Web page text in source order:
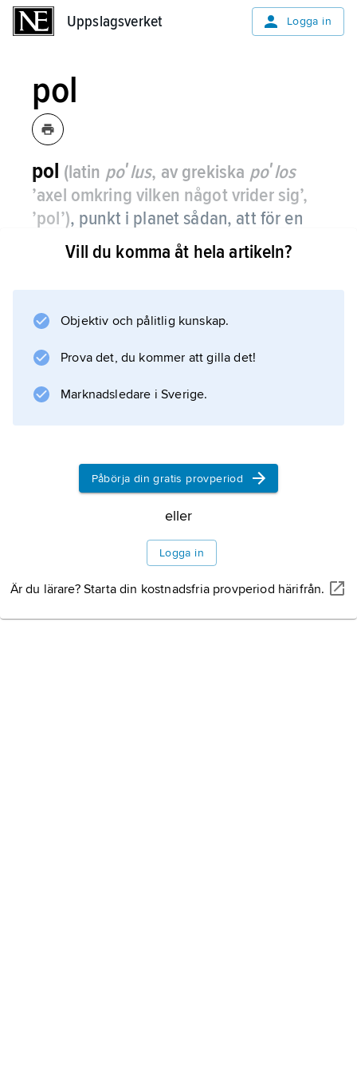
Uppslagsverket Logga in
pol
pol (latin poʹlus, av grekiska poʹlos
’axel omkring vilken något vrider sig’,
’pol’), punkt i planet sådan, att för en
given andragradskurva och en variabel
linje genom polen, allaharmoniska
linjens skärningspunkter med kurvan
ligger på en rät linje, kallad
Vill du komma åt hela artikeln?
Objektiv och pålitlig kunskap.
Prova det, du kommer att gilla det!
Marknadsledare i Sverige.
Påbörja din gratis provperiod
eller
Logga in
Är du lärare? Starta din kostnadsfria provperiod härifrån.